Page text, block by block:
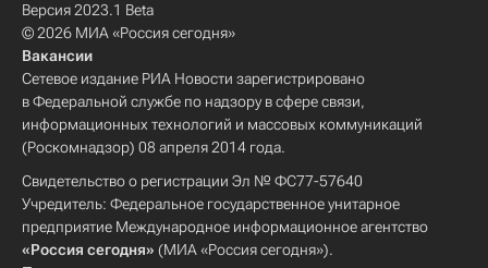
Версия 2023.1 Beta
© 2026 МИА «Россия сегодня»
Вакансии
Сетевое издание РИА Новости зарегистрировано
в Федеральной службе по надзору в сфере связи,
информационных технологий и массовых коммуникаций
(Роскомнадзор) 08 апреля 2014 года.
Свидетельство о регистрации Эл № ФС77-57640
Учредитель: Федеральное государственное унитарное
предприятие Международное информационное агентство
«Россия сегодня» (МИА «Россия сегодня»).